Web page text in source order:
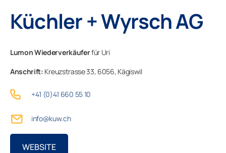
Unternehmen
Kontakt
KONTAKT
Appenzell Ausserrhoden
Appenzell Innerrhoden
Basel-Landschaft
Bern
Küchler + Wyrsch AG
Lumon Wiederverkäuferfür Uri
Anschrift: Kreuzstrasse 33, 6056, Kägiswil
+41 (0)41 660 55 10
info@kuw.ch
WEBSITE